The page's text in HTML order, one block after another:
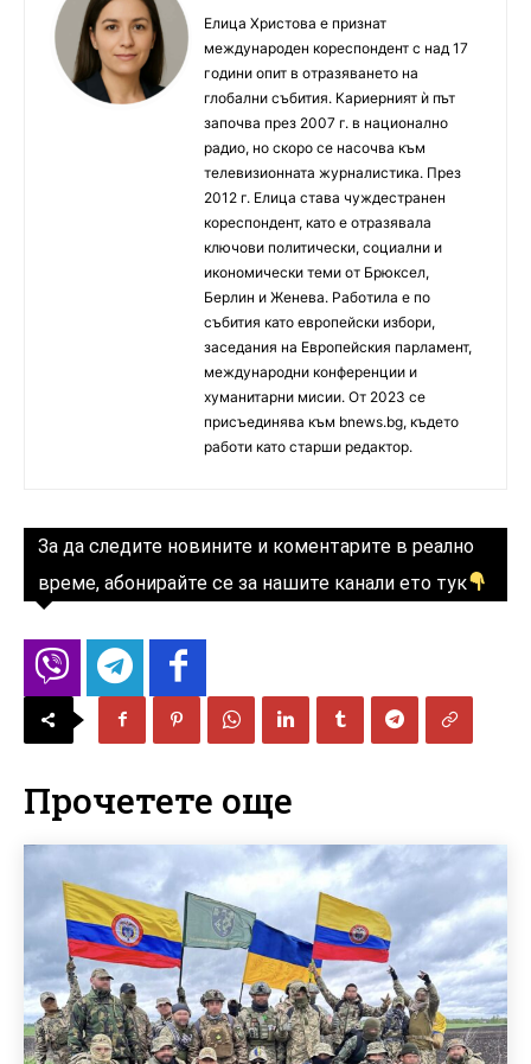
Елица Христова е признат
международен кореспондент с над 17
години опит в отразяването на
глобални събития. Кариерният ѝ път
започва през 2007 г. в национално
радио, но скоро се насочва към
телевизионната журналистика. През
2012 г. Елица става чуждестранен
кореспондент, като е отразявала
ключови политически, социални и
икономически теми от Брюксел,
Берлин и Женева. Работила е по
събития като европейски избори,
заседания на Европейския парламент,
международни конференции и
хуманитарни мисии. От 2023 се
присъединява към bnews.bg, където
работи като старши редактор.
За да следите новините и коментарите в реално
време, абонирайте се за нашите канали ето тук
Прочетете още